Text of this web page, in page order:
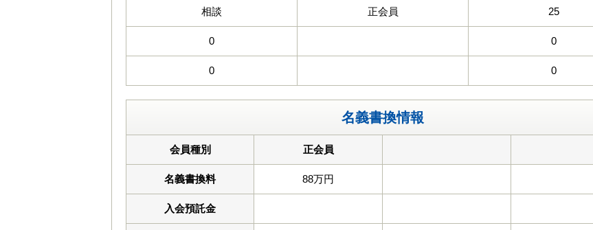
相談 正会員 25
0 0
0 0
名義書換情報
会員種別 正会員
名義書換料 88万円
入会預託金